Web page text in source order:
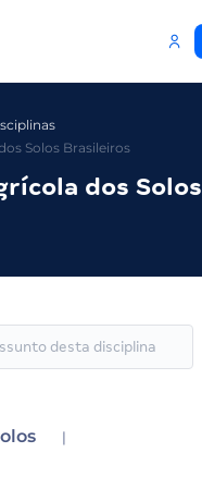
Solos Brasileiros
dos Solos
|